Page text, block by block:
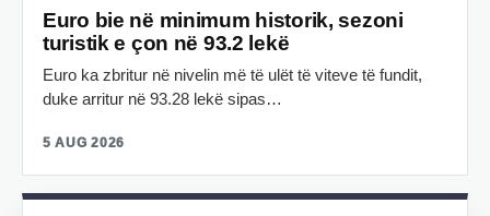
Euro bie në minimum historik, sezoni
turistik e çon në 93.2 lekë
Euro ka zbritur në nivelin më të ulët të viteve të fundit,
duke arritur në 93.28 lekë sipas…
5 AUG 2026